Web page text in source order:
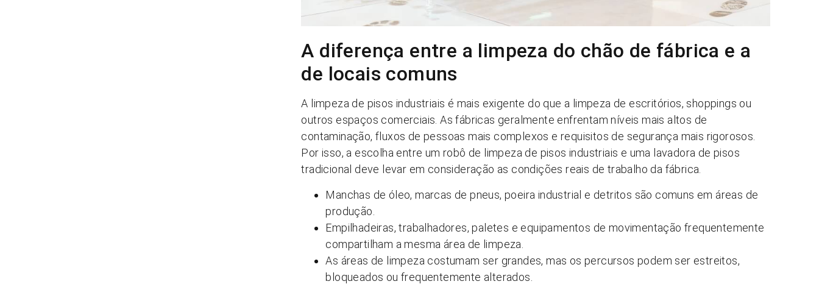
A diferença entre a limpeza do chão de fábrica e a
de locais comuns
A limpeza de pisos industriais é mais exigente do que a limpeza de escritórios, shoppings ou
outros espaços comerciais. As fábricas geralmente enfrentam níveis mais altos de
contaminação, fluxos de pessoas mais complexos e requisitos de segurança mais rigorosos.
Por isso, a escolha entre um robô de limpeza de pisos industriais e uma lavadora de pisos
tradicional deve levar em consideração as condições reais de trabalho da fábrica.
Manchas de óleo, marcas de pneus, poeira industrial e detritos são comuns em áreas de
produção.
Empilhadeiras, trabalhadores, paletes e equipamentos de movimentação frequentemente
compartilham a mesma área de limpeza.
As áreas de limpeza costumam ser grandes, mas os percursos podem ser estreitos,
bloqueados ou frequentemente alterados.